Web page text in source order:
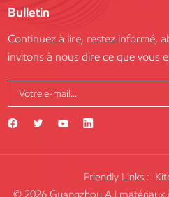
Bulletin
Continuez à lire, restez informé,
invitons à nous dire ce que vous
Friendly Links :
© 2026 Guangzhou AJ matériaux